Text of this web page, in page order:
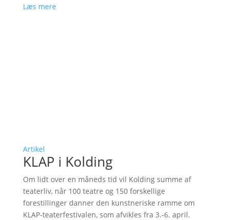
Læs mere
Artikel
KLAP i Kolding
Om lidt over en måneds tid vil Kolding summe af
teaterliv, når 100 teatre og 150 forskellige
forestillinger danner den kunstneriske ramme om
KLAP-teaterfestivalen, som afvikles fra 3.-6. april.